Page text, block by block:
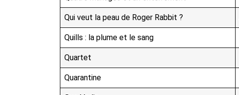
Qui veut la peau de Roger Rabbit ?
Quills : la plume et le sang
Quartet
Quarantine